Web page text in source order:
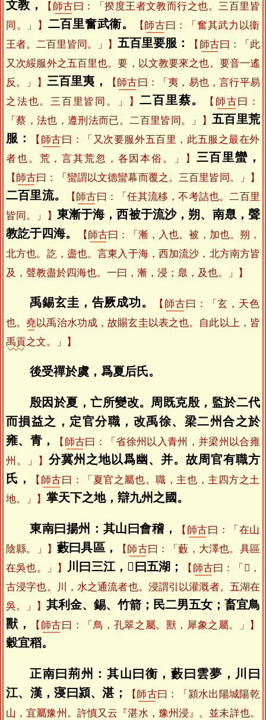
文教， 【 師古曰：「揆度王者文教而行之也。三百里皆
同。」】 二百里奮武衞。 【 師古曰：「奮其武力以衞
王者。二百里皆同。」】 五百里要服： 【 師古曰：「此
又次綏服外之五百里也。要，以文教要來之也。要音一遙
反。」】 三百里夷， 【 師古曰：「夷，易也，言行平易
之法也。三百里皆同。」】二百里蔡。 【 師古曰：
「蔡，法也，遵刑法而已。二百里皆同。」】 五百里荒
服：
【 師古曰：「又次要服外五百里，此五服之最在外
者也。荒，言其荒忽，各因本俗。」】 三百里蠻，
【 師古曰：「蠻謂以文德蠻幕而覆之。三百里皆同。」】
二百里流。 【 師古曰：「任其流移，不考詰也。二百里
皆同。」】 東漸于海，西被于流沙，朔、南臮，聲
教訖于四海。
【 師古曰：「漸，入也。被，加也。朔，
北方也。訖，盡也。言東入于海，西加流沙，北方南方皆
及，聲教盡於四海也。一曰，漸，浸；臮，及也。」】
禹錫玄圭，告厥成功。 【 師古曰：「玄，天色
也。 堯以禹治水功成，故賜玄圭以表之也。自此以上，皆
禹貢之文。」】
後受禪於虞，爲夏后氏。
殷因於夏，亡所變改。周既克殷，監於二代
而損益之，定官分職，改禹徐、梁二州合之於
雍、青，
【 師古曰：「省徐州以入青州，并梁州以合雍
州。」】 分冀州之地以爲幽、并。故周官有職方
氏，
【 師古曰：「夏官之屬也。職，主也，主四方之土
地。」】 掌天下之地，辯九州之國。
東南曰揚州：其山曰會稽， 【 師古曰：「在山
陰縣。」】藪曰具區， 【 師古曰：「藪，大澤也。具區
在吳也。」】川曰三江，𥧲曰五湖； 【 師古曰：「𥧲，
古浸字也。川，水之通流者也。浸謂引以灌溉者。五湖在
吳。」】 其利金、錫、竹箭；民二男五女；畜宜鳥
獸，
【 師古曰：「鳥，孔翠之屬。獸，犀象之屬。」】
穀宜稻。
正南曰荊州：其山曰衡，藪曰雲夢，川曰
江、漢，寖曰潁、湛；
【 師古曰：「潁水出陽城陽乾
山，宜屬豫州 。許慎又云『湛水， 豫州 浸』。並未詳也。